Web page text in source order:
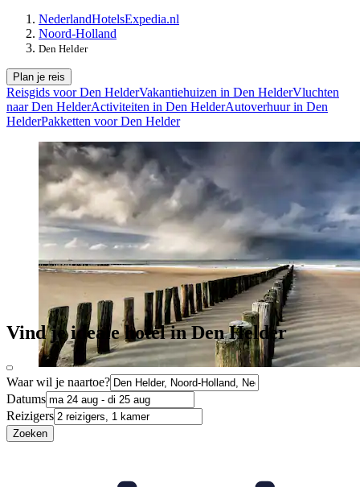
NederlandHotelsExpedia.nl
Noord-Holland
Den Helder
Plan je reis
Reisgids voor Den HelderVakantiehuizen in Den HelderVluchten
naar Den HelderActiviteiten in Den HelderAutoverhuur in Den
HelderPakketten voor Den Helder
Vind je ideale hotel in Den Helder
Waar wil je naartoe?
Datums
Reizigers
Zoeken